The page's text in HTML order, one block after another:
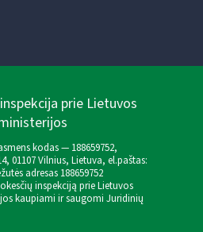
prie Lietuvos
kodas — 188659752,
01107 Vilnius, Lietuva, el.paštas:
adresas 188659752
inspekciją prie Lietuvos
kaupiami ir saugomi Juridinių